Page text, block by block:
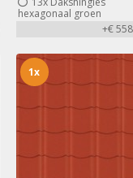
hexagonaal groen
+€
1x